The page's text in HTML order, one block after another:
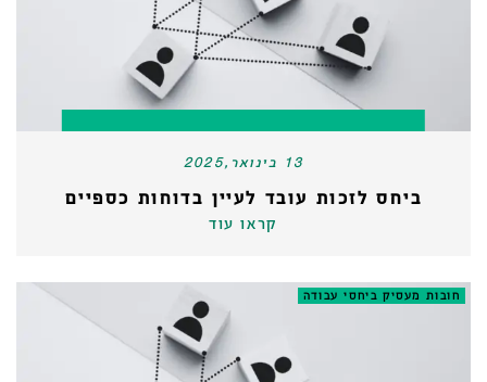
13 בינואר,2025
ביחס לזכות עובד לעיין בדוחות כספיים
קראו עוד
חובות מעסיק ביחסי עבודה